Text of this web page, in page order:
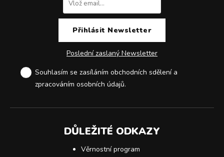
Poslední zaslaný Newsletter
Souhlasím se zasíláním obchodních sdělení a
zpracováním osobních údajů.
DŮLEŽITÉ ODKAZY
Věrnostní program